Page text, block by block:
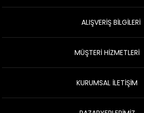
ALIŞVERİŞ BİLGİLERİ
MÜŞTERİ HİZMETLERİ
KURUMSAL İLETİŞİM